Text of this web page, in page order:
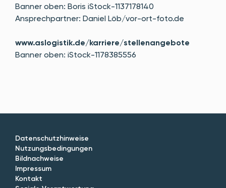
Banner oben: Boris iStock-1137178140
Ansprechpartner: Daniel Löb/vor-ort-foto.de
www.aslogistik.de/karriere/stellenangebote
Banner oben: iStock-1178385556
Datenschutzhinweise
Nutzungsbedingungen
Bildnachweise
Impressum
Kontakt